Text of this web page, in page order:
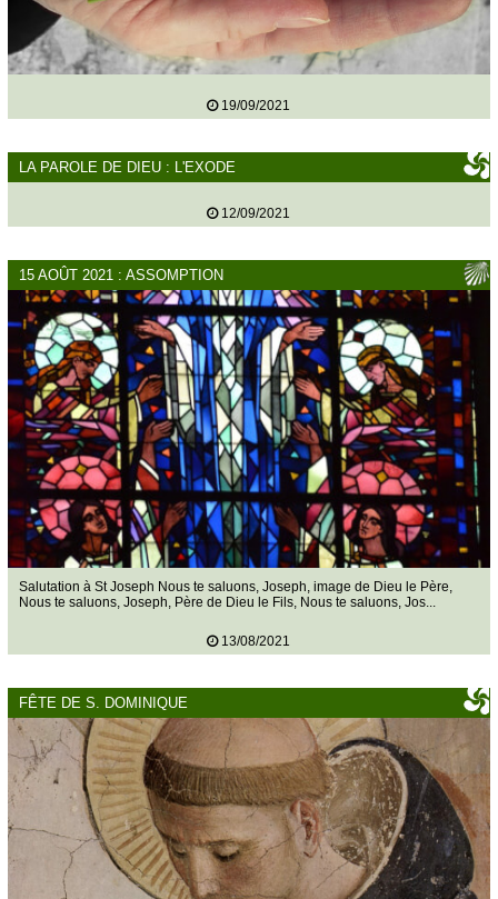
19/09/2021
LA PAROLE DE DIEU : L'EXODE
12/09/2021
15 AOÛT 2021 : ASSOMPTION
Salutation à St Joseph Nous te saluons, Joseph, image de Dieu le Père,
Nous te saluons, Joseph, Père de Dieu le Fils, Nous te saluons, Jos...
13/08/2021
FÊTE DE S. DOMINIQUE